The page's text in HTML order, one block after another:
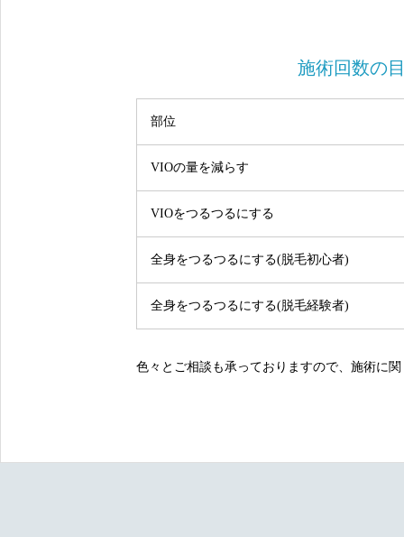
施術回数の
部位
VIOの量を減らす
VIOをつるつるにする
全身をつるつるにする(脱毛初心者)
全身をつるつるにする(脱毛経験者)
色々とご相談も承っておりますので、施術に